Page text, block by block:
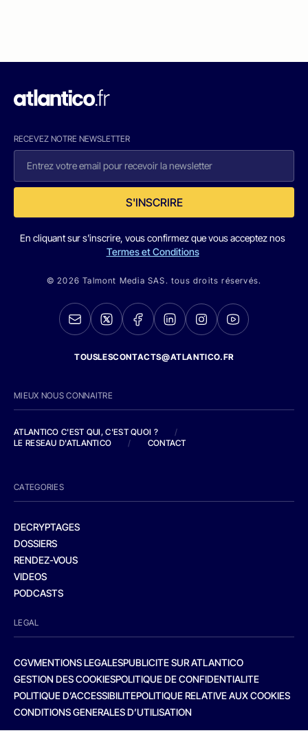
RECEVEZ NOTRE NEWSLETTER
S'INSCRIRE
En cliquant sur s'inscrire, vous confirmez que vous acceptez nos
Termes et Conditions
© 2026 Talmont Media SAS. tous droits réservés.
TOUSLESCONTACTS@ATLANTICO.FR
MIEUX NOUS CONNAITRE
ATLANTICO C'EST QUI, C'EST QUOI ?
/
LE RESEAU D'ATLANTICO
/ CONTACT
CATEGORIES
DECRYPTAGES
DOSSIERS
RENDEZ-VOUS
VIDEOS
PODCASTS
LEGAL
CGVMENTIONS LEGALESPUBLICITE SUR ATLANTICO
GESTION DES COOKIESPOLITIQUE DE CONFIDENTIALITE
POLITIQUE D’ACCESSIBILITEPOLITIQUE RELATIVE AUX COOKIES
CONDITIONS GENERALES D’UTILISATION